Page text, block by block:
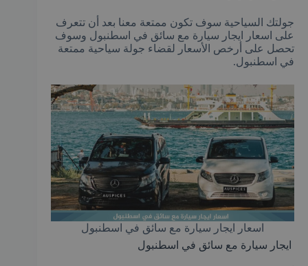
جولتك السياحية سوف تكون ممتعة معنا بعد أن تتعرف
على اسعار ايجار سيارة مع سائق في اسطنبول وسوف
تحصل على أرخص الأسعار لقضاء جولة سياحية ممتعة
في اسطنبول.
اسعار ايجار سيارة مع سائق في اسطنبول
ايجار سيارة مع سائق في اسطنبول